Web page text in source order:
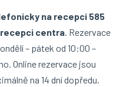
na recepci 585
centra . Rezervace
– pátek od 10:00 –
Online rezervace jsou
na 14 dní dopředu.